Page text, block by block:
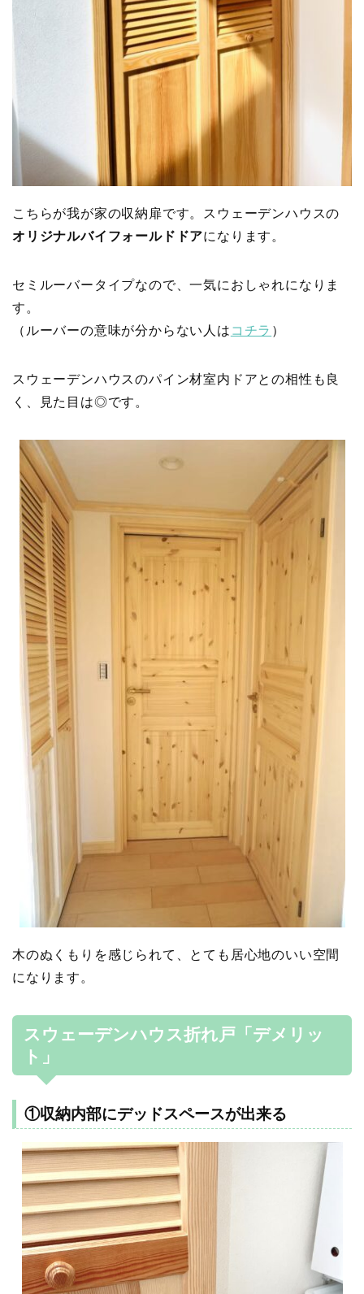
こちらが我が家の収納扉です。スウェーデンハウスの
オリジナルバイフォールドドアになります。
セミルーバータイプなので、一気におしゃれになりま
す。
（ルーバーの意味が分からない人は コチラ ）
スウェーデンハウスのパイン材室内ドアとの相性も良
く、見た目は◎です。
木のぬくもりを感じられて、とても居心地のいい空間
になります。
スウェーデンハウス折れ戸「デメリッ
ト」
①収納内部にデッドスペースが出来る